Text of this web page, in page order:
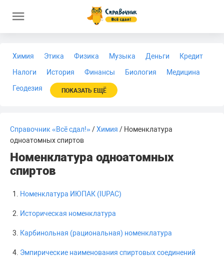
Химия Этика Физика Музыка Деньги
Кредит
Налоги
История Финансы Биология
Медицина
Геодезия
ПОКАЗАТЬ ЕЩЁ
Справочник «Всё сдал!»/Химия / Номенклатура
одноатомных спиртов
Номенклатура одноатомных
спиртов
Номенклатура ИЮПАК (IUPAC)
Историческая номенклатура
Карбинольная (рациональная) номенклатура
Эмпирические наименования спиртовых соединений